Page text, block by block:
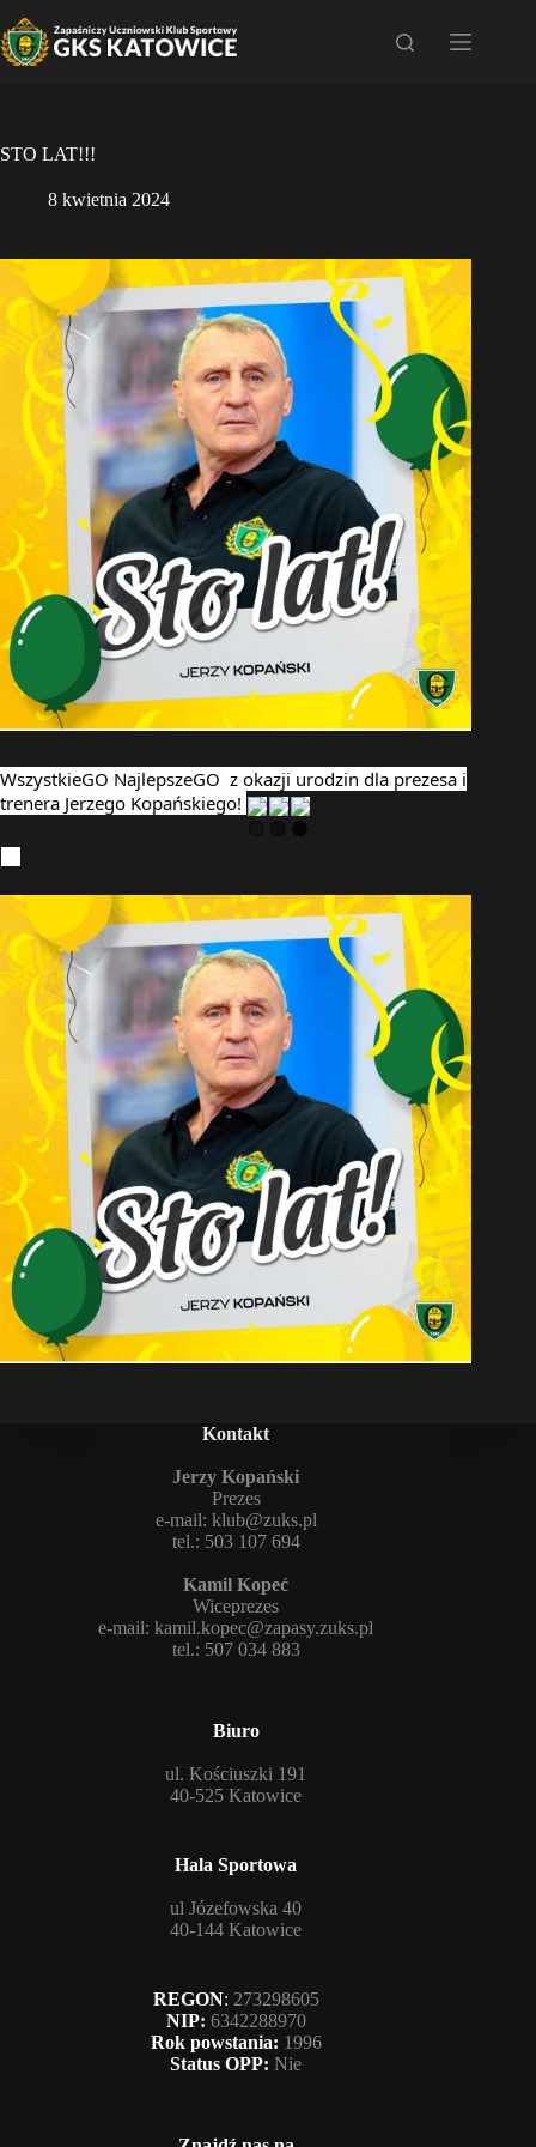
do
treści
STO LAT!!!
8 kwietnia 2024
WszystkieGO NajlepszeGO z okazji urodzin dla prezesa i
trenera Jerzego Kopańskiego!
Kontakt
Jerzy Kopański
Prezes
e-mail: klub@zuks.pl
tel.: 503 107 694
Kamil Kopeć
Wiceprezes
e-mail:kamil.kopec@zapasy.zuks.pl
tel.: 507 034 883
Biuro
ul. Kościuszki 191
40-525 Katowice
Hala Sportowa
ul Józefowska 40
40-144 Katowice
REGON: 273298605
NIP: 6342288970
Rok powstania: 1996
Status OPP: Nie